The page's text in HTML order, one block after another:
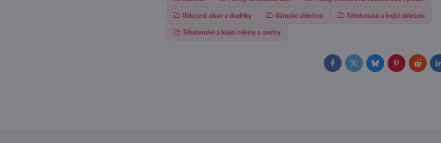
Oblečení, obuv a doplňky
Dámské oblečení
Těhotenské a kojící oblečení
Těhotenské a kojící mikiny a svetry
FacebookTwitterBlueskyPinterestReddit